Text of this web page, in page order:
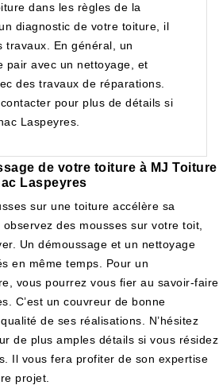
dans les règles de la
diagnostic de votre toiture, il
travaux. En général, un
pair avec un nettoyage, et
des travaux de réparations.
pour plus de détails si
Laspeyres.
de votre toiture à MJ Toiture
Laspeyres
sur une toiture accélère sa
des mousses sur votre toit,
Un démoussage et un nettoyage
en même temps. Pour un
vous pourrez vous fier au savoir-faire
C’est un couvreur de bonne
de ses réalisations. N’hésitez
de plus amples détails si vous résidez
Il vous fera profiter de son expertise
projet.